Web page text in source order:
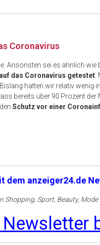
Coronavirus
Ansonsten sei es ähnlich wie
das Coronavirus getestet
hatten wir relativ wenig
bereits über 90 Prozent
Schutz vor einer
dem anzeiger24.de
Shopping, Sport, Beauty, Mode